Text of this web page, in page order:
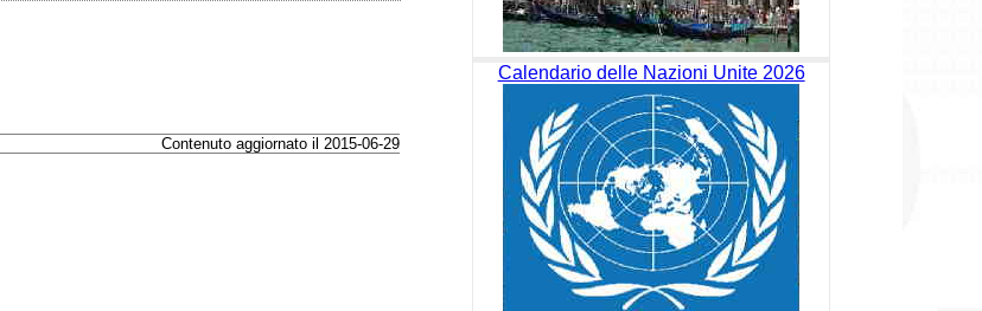
Contenuto aggiornato il 2015-06-29
Calendario delle Nazioni Unite 2026